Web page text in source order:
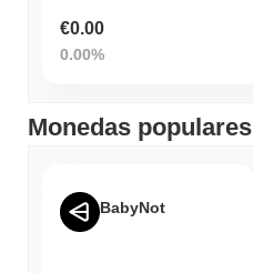
€0.00
0.00%
Monedas populares
BabyNot